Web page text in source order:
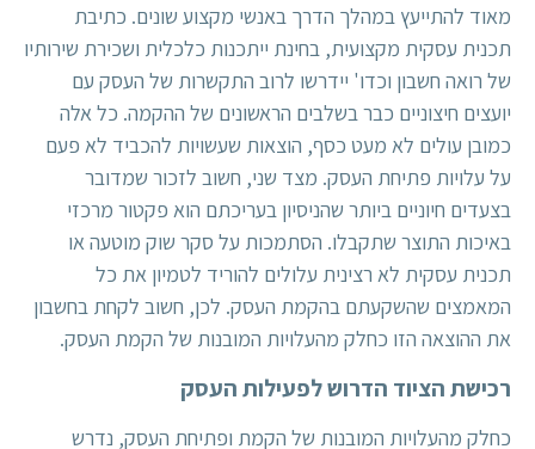
מאוד להתייעץ במהלך הדרך באנשי מקצוע שונים. כתיבת
תכנית עסקית מקצועית, בחינת ייתכנות כלכלית ושכירת שירותיו
של רואה חשבון וכדו' יידרשו לרוב התקשרות של העסק עם
יועצים חיצוניים כבר בשלבים הראשונים של ההקמה. כל אלה
כמובן עולים לא מעט כסף, הוצאות שעשויות להכביד לא פעם
על עלויות פתיחת העסק. מצד שני, חשוב לזכור שמדובר
בצעדים חיוניים ביותר שהניסיון בעריכתם הוא פקטור מרכזי
באיכות התוצר שתקבלו. הסתמכות על סקר שוק מוטעה או
תכנית עסקית לא רצינית עלולים להוריד לטמיון את כל
המאמצים שהשקעתם בהקמת העסק. לכן, חשוב לקחת בחשבון
את ההוצאה הזו כחלק מהעלויות המובנות של הקמת העסק.
רכישת הציוד הדרוש לפעילות העסק
כחלק מהעלויות המובנות של הקמת ופתיחת העסק, נדרש